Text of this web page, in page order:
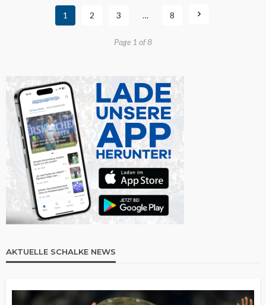
1 2 3 … 8
Page 1 of 8
AKTUELLE SCHALKE NEWS